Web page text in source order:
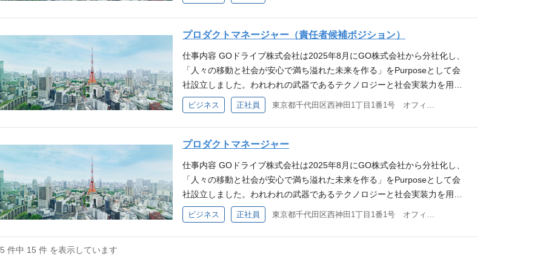
行力のある方 ・技術的な制約とユーザーの理想的な体験のバランスを取り
ながら、最適解を模索できる方 ・開発チーム、PdM、外部パートナーなど
ある方
く形にしていけるジェネラリストを募集します。 業務内容 ・PRや広告等
による認知向上施策の企画・実行 ・リード獲得施策の企画・運用（デジタ
ル・リアル問わず） ・各種マーケティングコンテンツの企画・制作 ・施策
トナーのディレクション など応募資格 応募要件 ■必須要件 ・BtoB領域に
おけるマーケティング実務経験（3年以上） - Web広告運用、セミナー企
画、コンテンツ制作など、複数の実務を自力で回した経験 ・「戦略を理解
し、自ら手を動かして施策を形にした」実績 - 代理店への丸投げではな
る仕組みを作り、PCDAを推進するスキル ■歓迎要件 ・MAツール、SFAツ
ールの運用経験 ・スタートアップやベンチャー企業など、リソースが限ら
れた環境での就業経験 ■求める人物像 ・事業の意義・ミッションに共感
し、社内外を巻き込みながら熱量高く業務を推進できる方 ・社会や業界の
変化に対してアンテナを張り、新たな情報を積極的に業務に活かせる方 ・
オープンにコミュニケーションが取れる方 ・目標の達成に強くこだわり、
柔軟かつスピーディに物事を進められる方
エンタープライズ企業にも多数導入いただいています。さらに、多くの企
業へ導入いただくことにより、安全・安心な交通社会の実現にも貢献して
いくことができます。 今回募集するポジションは、事業の成長スピードを
加速させるためのマーケティング施策を、自ら手を動かして一気通貫で企
画・実行・検証する役割です。特定の領域に限定せず、事業成長に最もイ
ンパクトがある施策を自分で考え、チームメンバーと協力しながら泥臭く
形にしていけるジェネラリストを募集します。 業務内容 ・マーケティング
戦略全般の企画・立案 ・認知向上・リード獲得などの各種施策の企画・運
外部パートナーのディレクション など 応募要件 ■必須要件 ・BtoB領域に
おける顧客接点業務（営業、カスタマーサクセス、コンサルティング等）
の実務経験（目安3年以上） ・論理的思考力・課題解決力を有し、複雑な
情報を整理・構造化できる方 ・新しい領域や業務を自ら学び、キャッチア
導入いただいております。 新会社設立の背景につきましては下記のリリー
スをご確認ください。 「GO株式会社、新会社GOドライブ株式会社を設
立 事故削減支援『DRIVE CHART』などを承継 ゼンリン、東京センチ
hjj3tpcx8lsd/ コーポレート機能はGO株式会社からサービス提供を受けてい
ましたが、1つの会社として自立するため、徐々に内製化を進めている最中
です。コーポレート機能の強化としてこの度1人目の法務担当者を募集いた
します。 業務内容 ・事業立ち上げやサービスの大幅見直し場面での法的観
の反映 ・サービスをめぐって生じたトラブルや訴訟等への対応 ・各事業等
で生じるリスク情報の収集、分析及びリスクインシデント抑制のための仕
組みの構築 募集背景 現状、管理部長が法務回りも対応しているが、会社成
長に伴い、管理部の業務量が増大していること、また、今後事業を拡大し
ていくうえで法務（＋知財）の専門性を実装する必要があることから法務
担当者を募集します。 本ポジションの魅力 事業は2019年にサービスイン
し、10万台契約済みで拡大しているミドルフェーズですが、コーポレート
プロダクトマネージャー（責任者候補ポジション）
仕事内容 GOドライブ株式会社は2025年8月にGO株式会社から分社化し、
「人々の移動と社会が安心で満ち溢れた未来を作る」をPurposeとして会
社設立しました。われわれの武器であるテクノロジーと社会実装力を用
い、移動の領域における安全、安心を実装しています。 現在PdM機能はG
Oから業務委託でサポートいただいていますが、今後の事業成長に向け内
製化するため、PdM機能の軸となる方をお迎えします。主力事業である
『DRIVE CHART』や昨年ローンチした「GO運転管理」、その他新規事業
画、設計、リリース、リリース後の効果測定、その後の改善など、プロダ
クト開発における全ての工程に携わっていただきます。またGOドライブに
おけるプロダクトマネジメント機能の内製化と組織構築を牽引していただ
きます。 業務内容 プロダクトマネージャーとして以下の役割を担います。
ビジネス 正社員
プロダクトマネージャー
仕事内容 GOドライブ株式会社は2025年8月にGO株式会社から分社化し、
「人々の移動と社会が安心で満ち溢れた未来を作る」をPurposeとして会
社設立しました。われわれの武器であるテクノロジーと社会実装力を用
い、移動の領域における安全、安心を実装しています。 その中でプロダク
トマネージャとして、プロダクトの企画から設計、リリース、リリース後
の効果測定やその後の改善など、プロダクト開発における全ての工程に携
ビジネス 正社員
件中 15 件 を表示しています